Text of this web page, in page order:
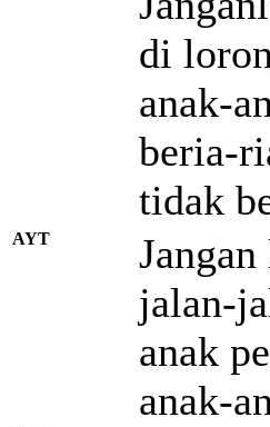
di
anak-
beria-
tidak
AYT
jalan-
anak
anak-